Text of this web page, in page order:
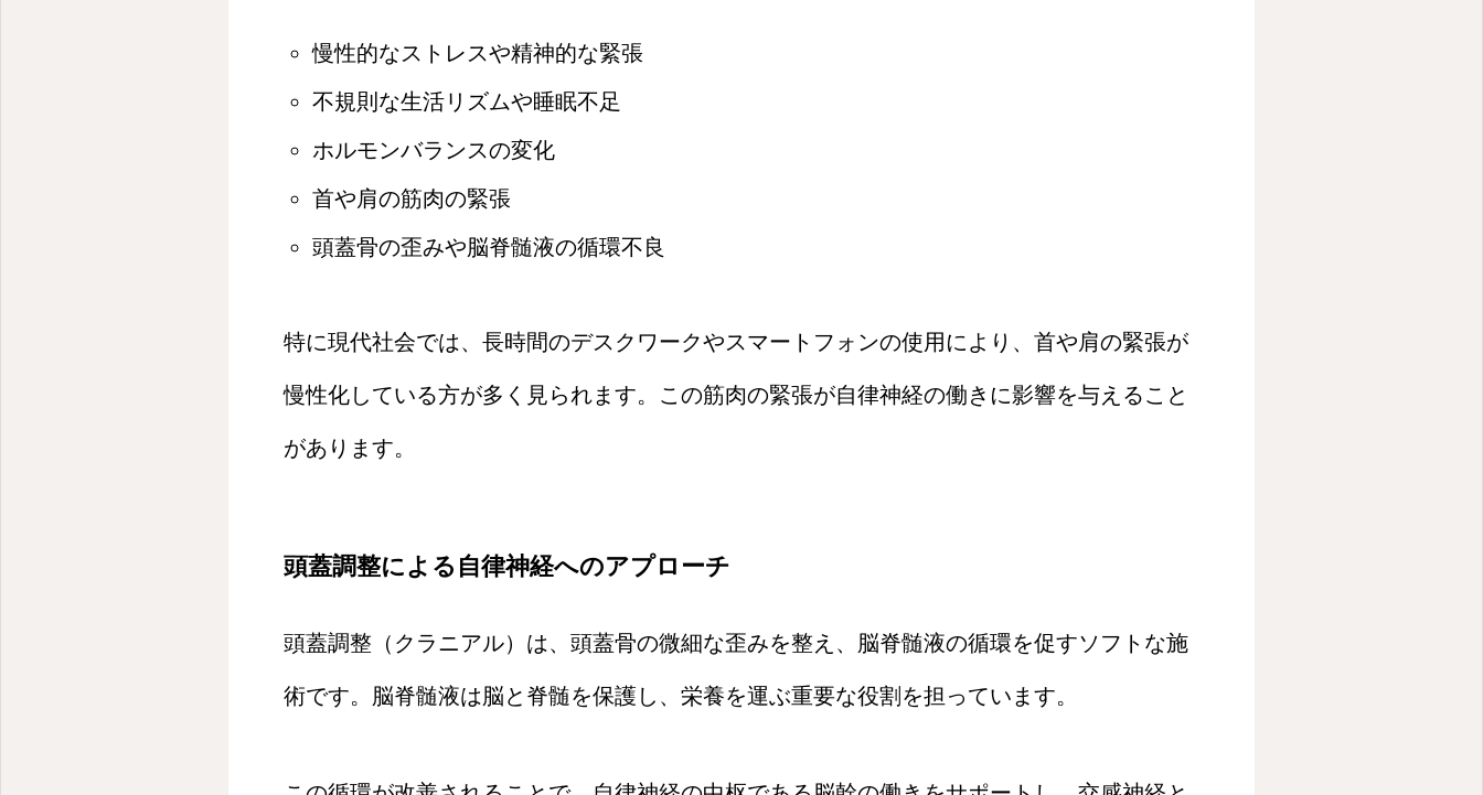
慢性的なストレスや精神的な緊張
不規則な生活リズムや睡眠不足
ホルモンバランスの変化
首や肩の筋肉の緊張
頭蓋骨の歪みや脳脊髄液の循環不良
特に現代社会では、長時間のデスクワークやスマートフォンの使用により、首や肩の緊張が
慢性化している方が多く見られます。この筋肉の緊張が自律神経の働きに影響を与えること
があります。
頭蓋調整による自律神経へのアプローチ
頭蓋調整（クラニアル）は、頭蓋骨の微細な歪みを整え、脳脊髄液の循環を促すソフトな施
術です。脳脊髄液は脳と脊髄を保護し、栄養を運ぶ重要な役割を担っています。